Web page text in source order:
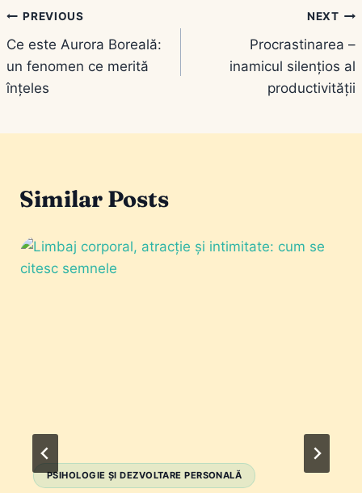
Navigare
în
articole
PREVIOUS
Ce este Aurora Boreală:
un fenomen ce merită
înțeles
NEXT
Procrastinarea –
inamicul silențios al
productivității
Similar Posts
PSIHOLOGIE ȘI DEZVOLTARE PERSONALĂ